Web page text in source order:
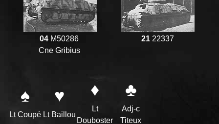
04 M50286
Cne Gribius
21 22337
♠
Lt Coupé
♥
Lt Baillou
♦
Lt
Douboster
♣
Adj-c
Titeux